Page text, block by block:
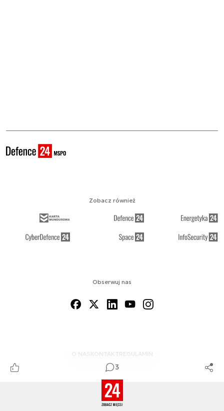
3
Obserwuj nas
O NAS KONTAKTREGULAMIN
Zobacz również
© 2012-2026 MSPO DEFENCE24